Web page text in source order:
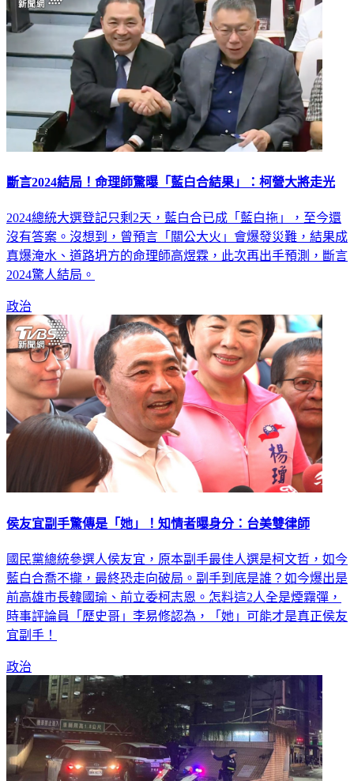
斷言2024結局！命理師驚曝「藍白合結果」：柯營大將走光
2024總統大選登記只剩2天，藍白合已成「藍白拖」，至今還
沒有答案。沒想到，曾預言「關公大火」會爆發災難，結果成
真爆淹水、道路坍方的命理師高煜霖，此次再出手預測，斷言
2024驚人結局。
政治
侯友宜副手驚傳是「她」！知情者曝身分：台美雙律師
國民黨總統參選人侯友宜，原本副手最佳人選是柯文哲，如今
藍白合喬不攏，最終恐走向破局。副手到底是誰？如今爆出是
前高雄市長韓國瑜、前立委柯志恩。怎料這2人全是煙霧彈，
時事評論員「歷史哥」李易修認為，「她」可能才是真正侯友
宜副手！
政治